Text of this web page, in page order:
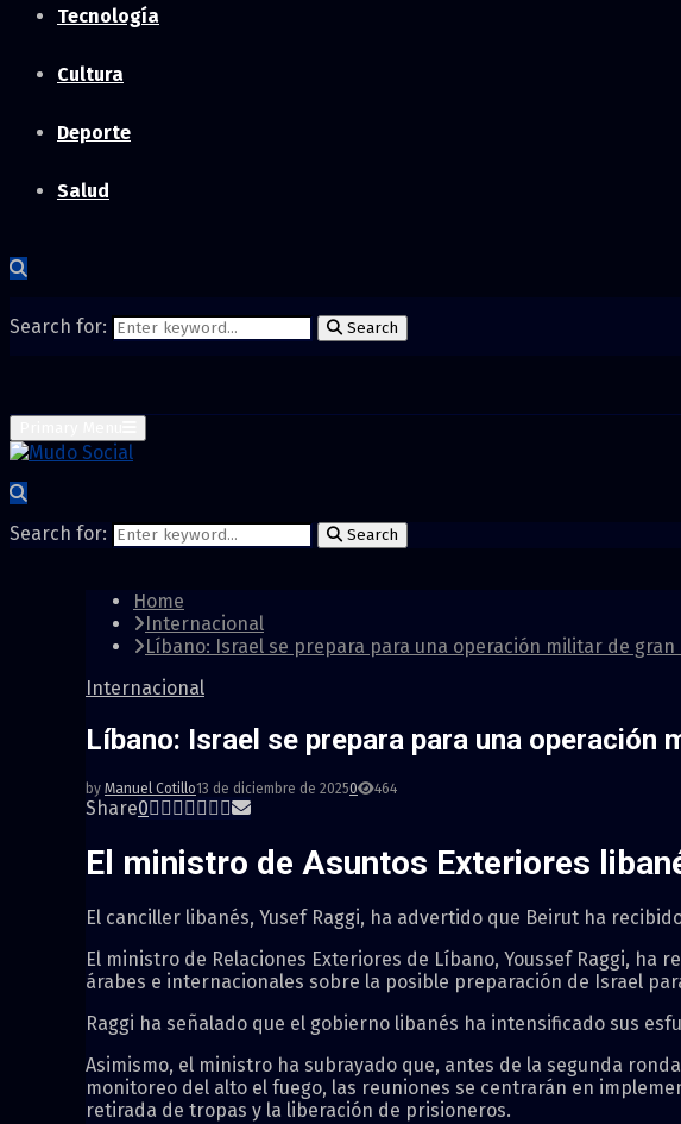
Tecnología
Cultura
Deporte
Salud
Search for: Search
Search for: Search
Home
Internacional
Líbano: Israel se prepara para una operación militar de gran
Internacional
Líbano: Israel se prepara para una operación
by Manuel Cotillo13 de diciembre de 20250 464
Share0
El ministro de Asuntos Exteriores
El canciller libanés, Yusef Raggi, ha advertido que Beirut ha
El ministro de Relaciones Exteriores de Líbano, Youssef Raggi, ha
árabes e internacionales sobre la posible preparación de Israel
Raggi ha señalado que el gobierno libanés ha intensificado sus
Asimismo, el ministro ha subrayado que, antes de la segunda
monitoreo del alto el fuego, las reuniones se centrarán en
retirada de tropas y la liberación de prisioneros.